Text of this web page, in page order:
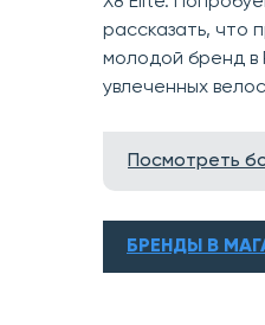
рассказать, что
молодой бренд в
увлеченных
Посмотреть
БРЕНДЫ В